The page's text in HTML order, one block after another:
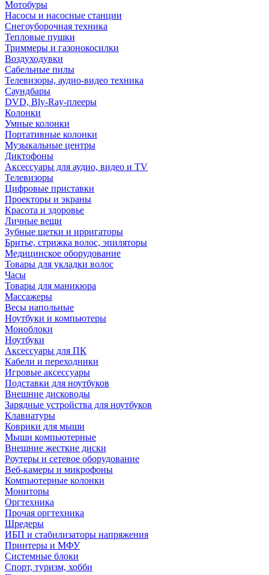
Мотобуры
Насосы и насосные станции
Снегоуборочная техника
Тепловые пушки
Триммеры и газонокосилки
Воздуходувки
Сабельные пилы
Телевизоры, аудио-видео техника
Саундбары
DVD, Bly-Ray-плееры
Колонки
Умные колонки
Портативные колонки
Музыкальные центры
Диктофоны
Аксессуары для аудио, видео и TV
Телевизоры
Цифровые приставки
Проекторы и экраны
Красота и здоровье
Личные вещи
Зубные щетки и ирригаторы
Бритье, стрижка волос, эпиляторы
Медицинское оборудование
Товары для укладки волос
Часы
Товары для маникюра
Массажеры
Весы напольные
Ноутбуки и компьютеры
Моноблоки
Ноутбуки
Аксессуары для ПК
Кабели и переходники
Игровые аксессуары
Подставки для ноутбуков
Внешние дисководы
Зарядные устройства для ноутбуков
Клавиатуры
Коврики для мыши
Мыши компьютерные
Внешние жесткие диски
Роутеры и сетевое оборудование
Веб-камеры и микрофоны
Компьютерные колонки
Мониторы
Оргтехника
Прочая оргтехника
Шредеры
ИБП и стабилизаторы напряжения
Принтеры и МФУ
Системные блоки
Спорт, туризм, хобби